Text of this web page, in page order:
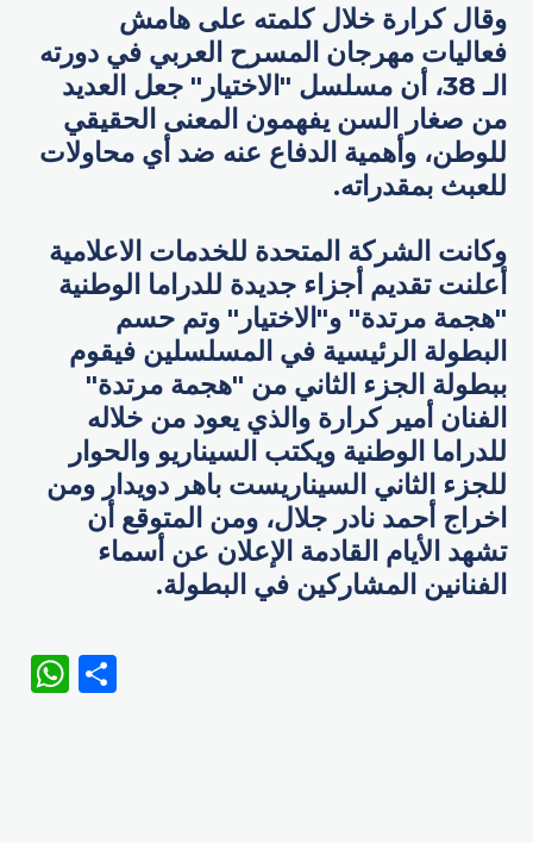
وقال كرارة خلال كلمته على هامش
فعاليات مهرجان المسرح العربي في دورته
الـ 38، أن مسلسل "الاختيار" جعل العديد
من صغار السن يفهمون المعنى الحقيقي
للوطن، وأهمية الدفاع عنه ضد أي محاولات
للعبث بمقدراته.
وكانت الشركة المتحدة للخدمات الاعلامية
أعلنت تقديم أجزاء جديدة للدراما الوطنية
"هجمة مرتدة" و"الاختيار" وتم حسم
البطولة الرئيسية في المسلسلين فيقوم
ببطولة الجزء الثاني من "هجمة مرتدة"
الفنان أمير كرارة والذي يعود من خلاله
للدراما الوطنية ويكتب السيناريو والحوار
للجزء الثاني السيناريست باهر دويدار ومن
اخراج أحمد نادر جلال، ومن المتوقع أن
تشهد الأيام القادمة الإعلان عن أسماء
الفنانين المشاركين في البطولة.
WhatsApp